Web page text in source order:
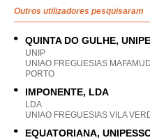
Outros utilizadores pesquisaram
QUINTA DO GULHE,
UNIP
UNIAO FREGUESIAS
PORTO
IMPONENTE, LDA
LDA
UNIAO FREGUESIAS VILA
EQUATORIANA,